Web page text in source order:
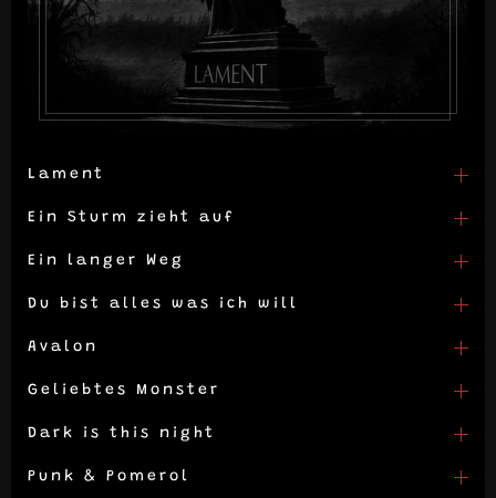
Lament
Ein Sturm zieht auf
Ein langer Weg
Du bist alles was ich will
Avalon
Geliebtes Monster
Dark is this night
Punk & Pomerol